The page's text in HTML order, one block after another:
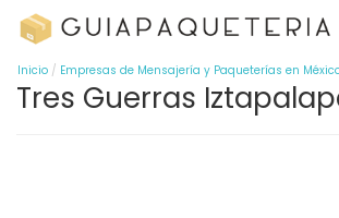
Inicio Empresas de Mensajería y Paqueterías en
Tres Guerras